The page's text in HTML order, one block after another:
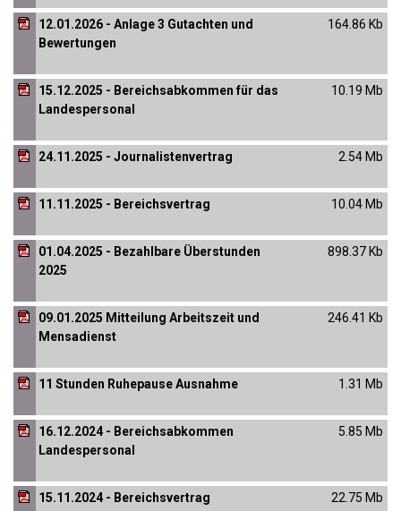
12.01.2026 - Anlage 3 Gutachten und
Bewertungen
164.86 Kb
15.12.2025 - Bereichsabkommen für das
Landespersonal
10.19 Mb
24.11.2025 - Journalistenvertrag 2.54 Mb
11.11.2025 - Bereichsvertrag 10.04 Mb
01.04.2025 - Bezahlbare Überstunden
2025
898.37 Kb
09.01.2025 Mitteilung Arbeitszeit und
Mensadienst
246.41 Kb
11 Stunden Ruhepause Ausnahme 1.31 Mb
16.12.2024 - Bereichsabkommen
Landespersonal
5.85 Mb
15.11.2024 - Bereichsvertrag 22.75 Mb